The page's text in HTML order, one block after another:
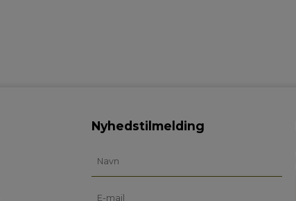
Nyhedstilmelding